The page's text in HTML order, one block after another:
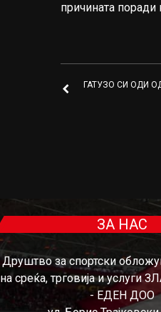
причината поради
ГАТУЗО СИ ОДИ
ЗА НАС
Друштво за спортски
на среќа, трговија и услуги
- ЕДЕН ДОО